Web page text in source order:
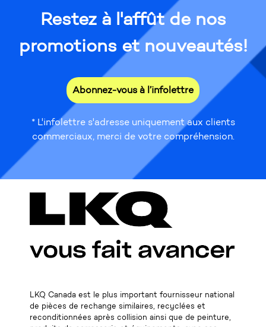
Restez à l'affût de nos
promotions et nouveautés!
Abonnez-vous à l’infolettre
* L'infolettre s'adresse uniquement aux clients
commerciaux, merci de votre compréhension.
LKQ Canada est le plus important fournisseur national
de pièces de rechange similaires, recyclées et
reconditionnées après collision ainsi que de peinture,